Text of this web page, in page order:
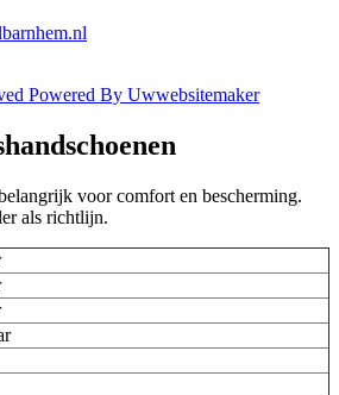
Powered By Uwwebsitemaker
voor comfort en bescherming.
als richtlijn.